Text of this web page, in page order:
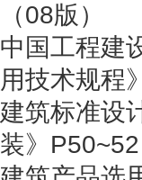
（08版）
中国工程建
用技术规程
建筑标准设
装》P50~52